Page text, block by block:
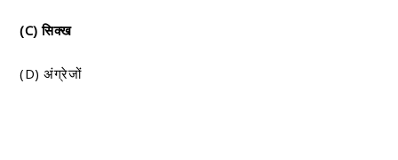
(C) सिक्ख
(D) अंग्रेजों